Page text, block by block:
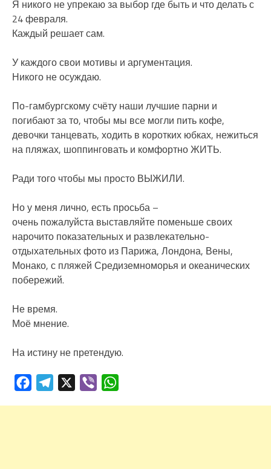
Я никого не упрекаю за выбор где быть и что делать с
24 февраля.
Каждый решает сам.
У каждого свои мотивы и аргументация.
Никого не осуждаю.
По-гамбургскому счёту наши лучшие парни и
погибают за то, чтобы мы все могли пить кофе,
девочки танцевать, ходить в коротких юбках, нежиться
на пляжах, шоппинговать и комфортно ЖИТЬ.
Ради того чтобы мы просто ВЫЖИЛИ.
Но у меня лично, есть просьба –
очень пожалуйста выставляйте поменьше своих
нарочито показательных и развлекательно-
отдыхательных фото из Парижа, Лондона, Вены,
Монако, с пляжей Средиземноморья и океанических
побережий.
Не время.
Моё мнение.
На истину не претендую.
FacebookTelegram Viber